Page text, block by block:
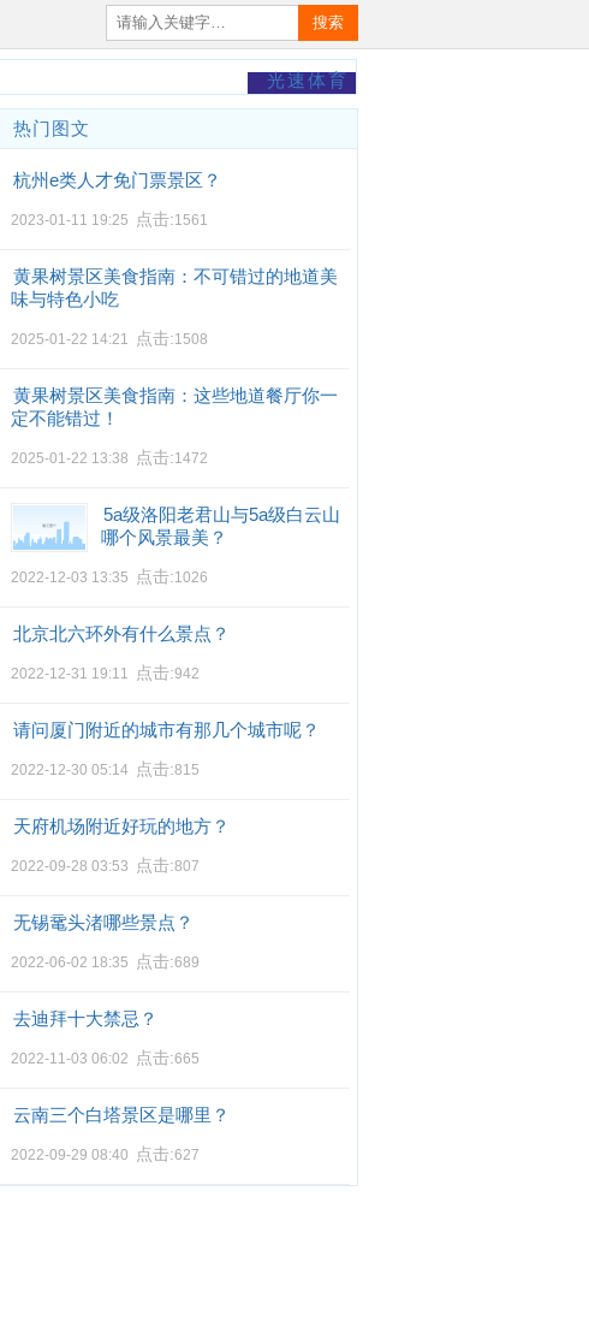
搜索
光速体育
热门图文
杭州e类人才免门票景区？
2023-01-11 19:25 点击:1561
黄果树景区美食指南：不可错过的地道美
味与特色小吃
2025-01-22 14:21 点击:1508
黄果树景区美食指南：这些地道餐厅你一
定不能错过！
2025-01-22 13:38 点击:1472
5a级洛阳老君山与5a级白云山
哪个风景最美？
2022-12-03 13:35 点击:1026
北京北六环外有什么景点？
2022-12-31 19:11 点击:942
请问厦门附近的城市有那几个城市呢？
2022-12-30 05:14 点击:815
天府机场附近好玩的地方？
2022-09-28 03:53 点击:807
无锡鼋头渚哪些景点？
2022-06-02 18:35 点击:689
去迪拜十大禁忌？
2022-11-03 06:02 点击:665
云南三个白塔景区是哪里？
2022-09-29 08:40 点击:627